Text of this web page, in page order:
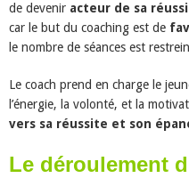
de devenir acteur de sa
car le but du coaching est de
le nombre de séances est
Le coach prend en charge le
l’énergie, la volonté, et la
vers sa réussite et son
Le déroulement